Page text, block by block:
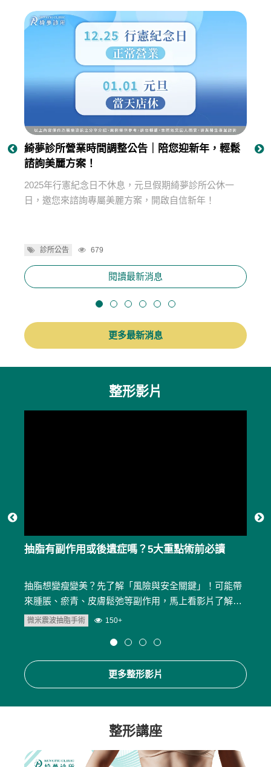
的 綺夢診所營業時間調整公告｜陪您迎新年，輕鬆
諮詢美麗方案！
2025年行憲紀念日不休息，元旦假期綺夢診所公休一
日，邀您來諮詢專屬美麗方案，開啟自信新年！
診所公告 679
閱讀最新消息
最
更多最新消息
整形影片
抽脂有副作用或後遺症嗎？5大重點術前必讀
抽脂想變瘦變美？先了解「風險與安全關鍵」！可能帶
來腫脹、瘀青、皮膚鬆弛等副作用，馬上看影片了解細
節
微米震波抽脂手術 150+
更多整形影片
整形講座